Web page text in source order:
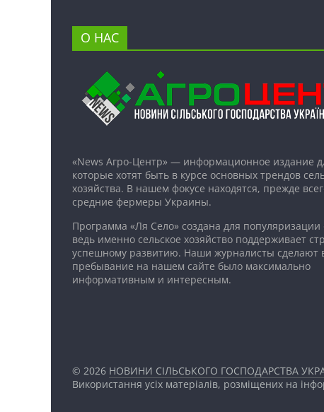
О НАС
«News Агро-Центр» — информационное издание
которые хотят быть в курсе основных трендов
хозяйства. В нашем фокусе находятся, прежде
средние фермеры Украины.
Программа «Ля Село» создана для
ведь именно сельское хозяйство поддерживает
успешному развитию. Наши журналисты сделают
пребывание на нашем сайте было максимально
информативным и интересным.
© 2026 НОВИНИ СІЛЬСЬКОГО ГОСПОДАРСТВА
Використання усіх матеріалів, розміщених на